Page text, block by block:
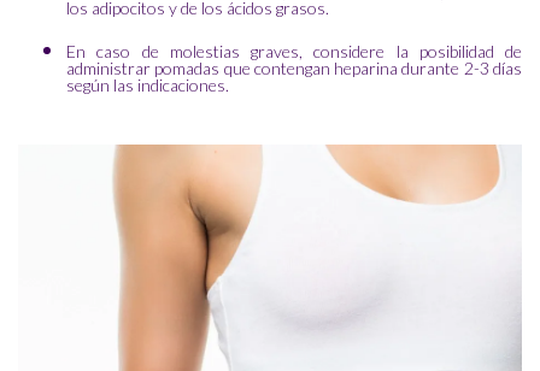
los adipocitos y de los ácidos grasos.
En caso de molestias graves, considere la posibilidad de
administrar pomadas que contengan heparina durante 2-3 días
según las indicaciones.